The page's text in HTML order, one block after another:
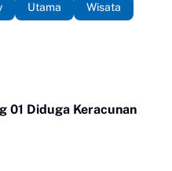
Utama Wisata
01 Diduga Keracunan